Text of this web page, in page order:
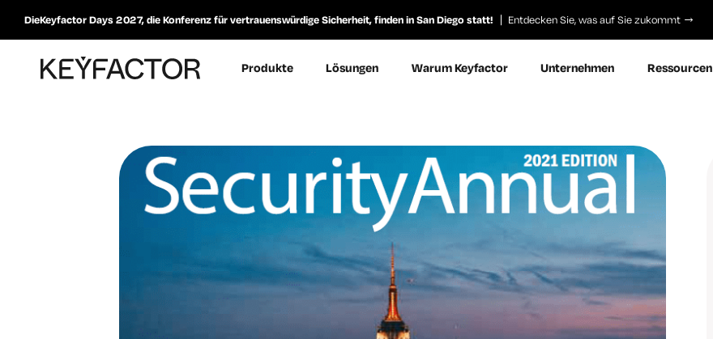
DieKeyfactor Days 2027, die Konferenz für vertrauenswürdige Sicherheit, finden in San Diego statt! Entdecken Sie, was auf Sie zukommt
Produkte Lösungen Warum Keyfactor Unternehmen Ressourcen